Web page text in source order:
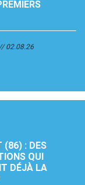
02.08.26
(86) : DES
QUI
DÉJÀ LA